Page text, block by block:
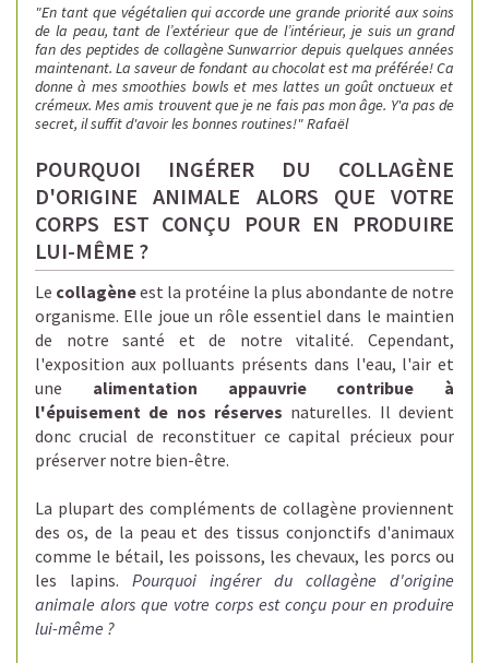
"En tant que végétalien qui accorde une grande priorité aux soins
de la peau, tant de l’extérieur que de l’intérieur, je suis un grand
fan des peptides de collagène Sunwarrior depuis quelques années
maintenant. La saveur de fondant au chocolat est ma préférée!Ca
donne à mes smoothies bowls et mes lattes un goût onctueux et
crémeux. Mes amis trouvent que je ne fais pas mon âge. Y'a pas de
secret, il suffit d'avoir les bonnes routines!" Rafaël
POURQUOI INGÉRER DU COLLAGÈNE
D'ORIGINE ANIMALE ALORS QUE VOTRE
CORPS EST CONÇU POUR EN PRODUIRE
LUI-MÊME ?
Le collagèneest la protéine la plus abondante de notre
organisme. Elle joue un rôle essentiel dans le maintien
de notre santé et de notre vitalité. Cependant,
l'exposition aux polluants présents dans l'eau, l'air et
une alimentation appauvrie contribue à
l'épuisement de nos réserves naturelles. Il devient
donc crucial de reconstituer ce capital précieux pour
préserver notre bien-être.
La plupart des compléments de collagène proviennent
des os, de la peau et des tissus conjonctifs d'animaux
comme le bétail, les poissons, les chevaux, les porcs ou
les lapins. Pourquoi ingérer du collagène d'origine
animale alors que votre corps est conçu pour en produire
lui-même ?